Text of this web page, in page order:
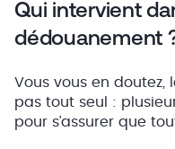
Qui intervient
dédouanement
Vous vous en
pas tout seul :
pour s’assurer que